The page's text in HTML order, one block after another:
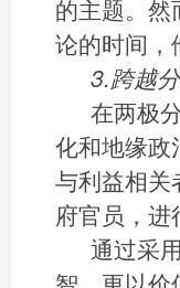
的主题。
论的时间，
3.跨越
在两极
化和地缘政
与利益相关
府官员，进
通过采